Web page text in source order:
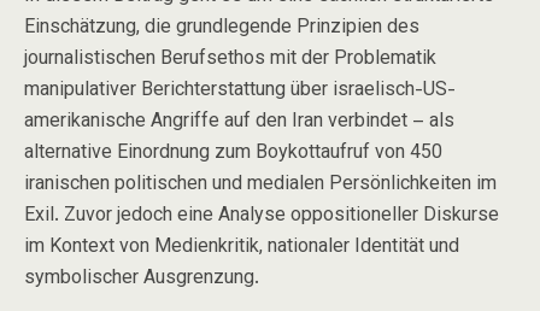
Einschätzung, die grundlegende Prinzipien des
journalistischen Berufsethos mit der Problematik
manipulativer Berichterstattung über israelisch-US-
amerikanische Angriffe auf den Iran verbindet – als
alternative Einordnung zum Boykottaufruf von 450
iranischen politischen und medialen Persönlichkeiten im
Exil. Zuvor jedoch eine Analyse oppositioneller Diskurse
im Kontext von Medienkritik, nationaler Identität und
symbolischer Ausgrenzung.